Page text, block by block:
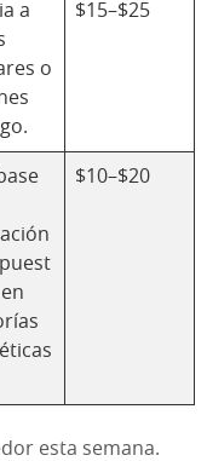
a
o
$15–$25
$10–$20
esta semana.